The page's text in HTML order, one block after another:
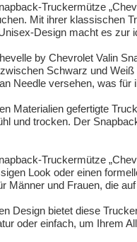
Truckermütze
Mit ihrer klassischen
Design macht es zur
by Chevrolet Valin
Schwarz und
Needle versehen, was für
Materialien gefertigte
und trocken. Der
Truckermütze
Look oder einen
Männer und Frauen, die
Design bietet diese
oder einfach, um Ihrem